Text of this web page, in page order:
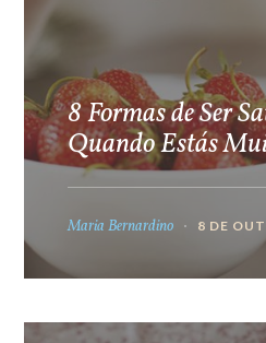
8 Formas de Ser
Quando Estás
Maria Bernardino 8 DE